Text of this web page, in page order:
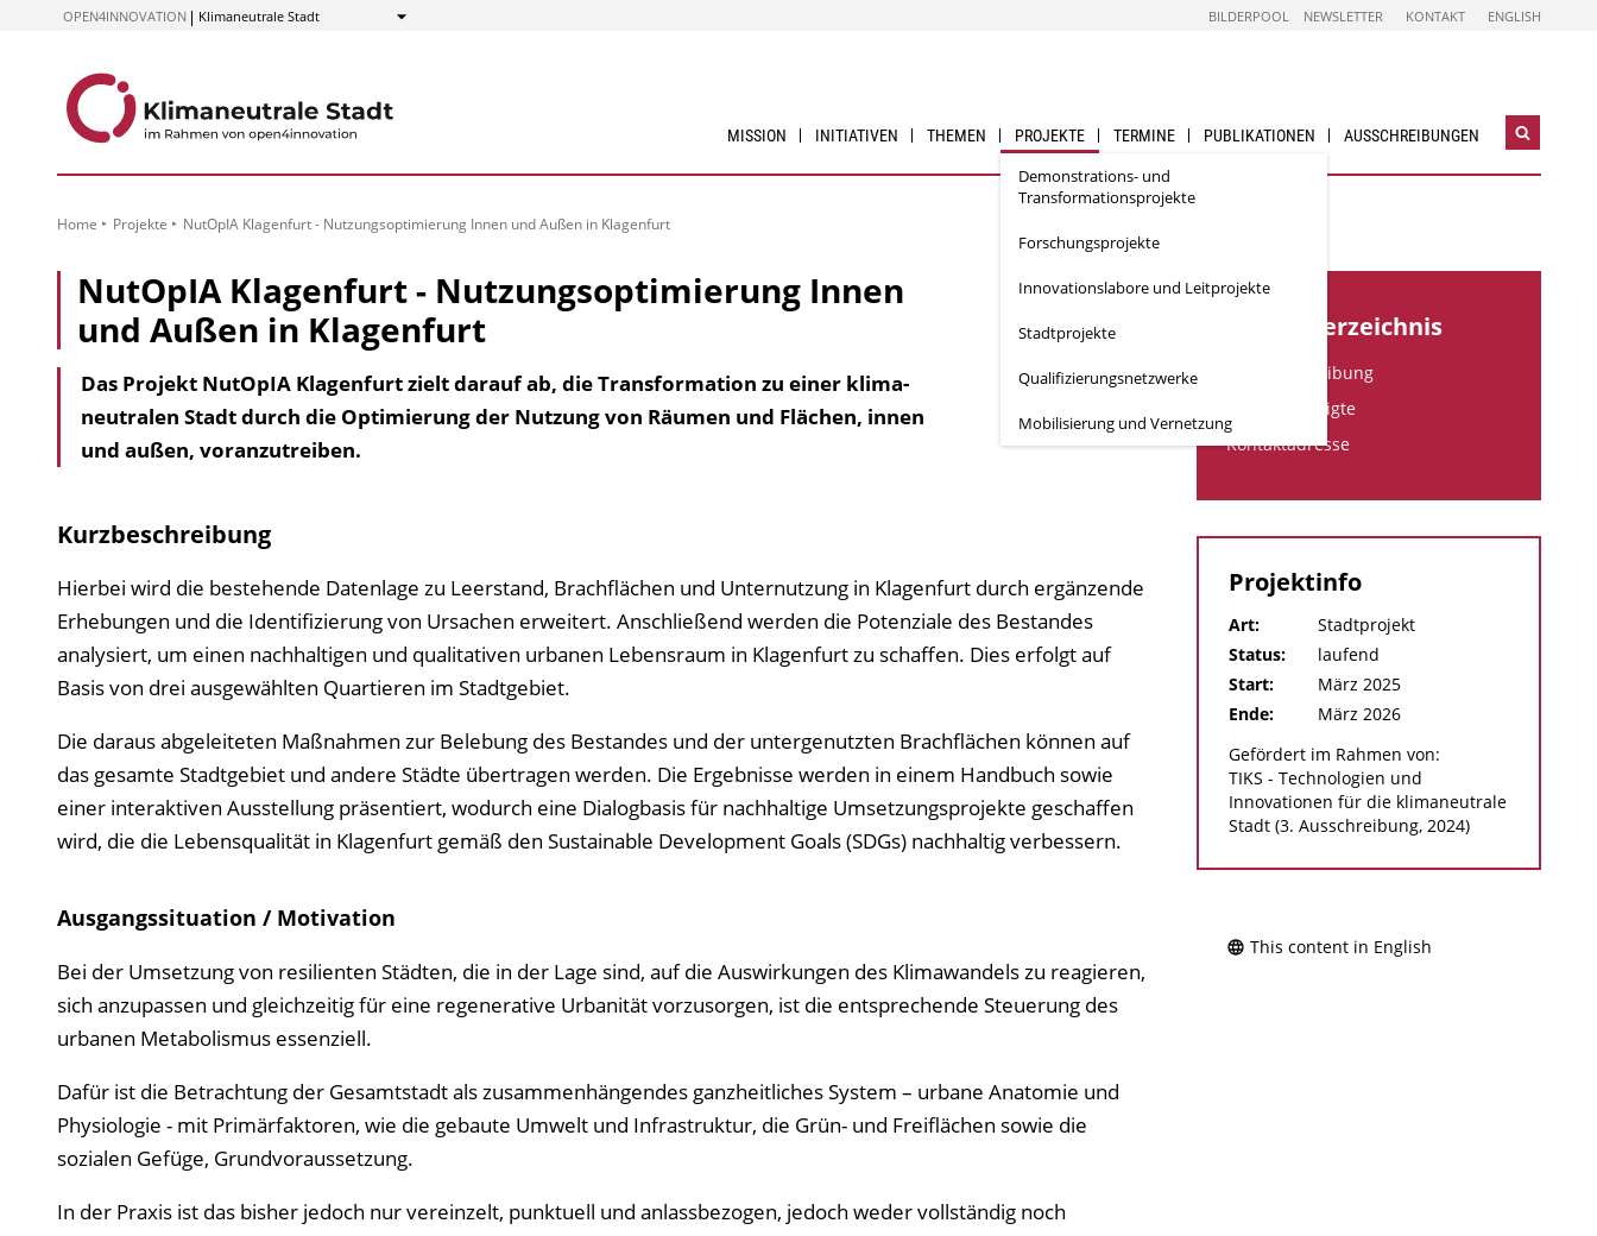
OPEN4INNOVATION Klimaneutrale Stadt
Anzeigen
BILDERPOOL NEWSLETTER KONTAKT ENGLISH
MISSION INITIATIVEN THEMEN PROJEKTE
Demonstrations- und
Transformationsprojekte
Forschungsprojekte
Innovationslabore und Leitprojekte
Stadtprojekte
Qualifizierungsnetzwerke
Mobilisierung und Vernetzung
TERMINE PUBLIKATIONEN AUSSCHREIBUNGEN
Home Projekte NutOpIA Klagenfurt - Nutzungsoptimierung Innen und Außen in Klagenfurt
NutOpIA Klagenfurt - Nutzungsoptimierung Innen
und Außen in Klagenfurt
Das Projekt NutOpIA Klagenfurt zielt darauf ab, die Transformation zu einer klima­
neu­tralen Stadt durch die Opti­mierung der Nutzung von Räumen und Flächen, innen
und außen, voran­zutreiben.
Kurzbeschreibung
Hierbei wird die bestehende Daten­lage zu Leer­stand, Brach­flächen und Unter­nutzung in Klagen­furt durch ergänzende
Erhebungen und die Identifi­zierung von Ursachen erweitert. Anschließend werden die Potenziale des Be­stan­des
analysiert, um einen nach­haltigen und qualitativen urbanen Lebens­raum in Klagen­furt zu schaffen. Dies erfolgt auf
Basis von drei ausgewählten Quartieren im Stadt­gebiet.
Die daraus abgeleiteten Maßnahmen zur Belebung des Bestandes und der untergenutzten Brachflächen können auf
das gesamte Stadtgebiet und andere Städte übertragen werden. Die Ergebnisse werden in einem Handbuch sowie
einer interaktiven Ausstellung präsentiert, wodurch eine Dialogbasis für nachhaltige Umsetzungsprojekte geschaffen
wird, die die Lebensqualität in Klagenfurt gemäß den Sustainable Development Goals (SDGs) nachhaltig verbessern.
Ausgangssituation / Motivation
Bei der Umsetzung von resilienten Städten, die in der Lage sind, auf die Auswirkungen des Klimawandels zu reagieren,
sich anzupassen und gleichzeitig für eine regenerative Urbanität vorzusorgen, ist die entsprechende Steuerung des
urbanen Metabolismus essenziell.
Dafür ist die Betrachtung der Gesamtstadt als zusammenhängendes ganzheitliches System – urbane Anatomie und
Physiologie - mit Primärfaktoren, wie die gebaute Umwelt und Infrastruktur, die Grün- und Freiflächen sowie die
sozialen Gefüge, Grundvoraussetzung.
In der Praxis ist das bisher jedoch nur vereinzelt, punktuell und anlassbezogen, jedoch weder vollständig noch
Inhaltsverzeichnis
Kurzbeschreibung
Projektbeteiligte
Kontaktadresse
Projektinfo
Art:
Stadtprojekt
Status:
laufend
Start:
März 2025
Ende:
März 2026
Gefördert im Rahmen von:
TIKS - Technologien und
Innovationen für die klimaneutrale
Stadt (3. Ausschreibung, 2024)
This content in English